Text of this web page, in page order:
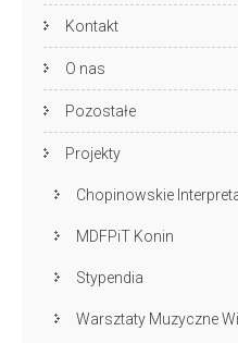
Kontakt
O nas
Pozostałe
Projekty
Chopinowskie
MDFPiT Konin
Stypendia
Warsztaty Muzyczne